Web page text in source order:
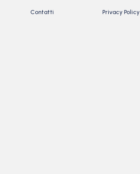
Contatti Privacy Policy